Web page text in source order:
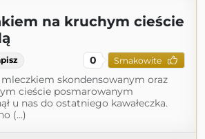
na kruchym cieście
0 Smakowite
skondensowanym oraz
cieście posmarowanym
u nas do ostatniego kawałeczka.
(...)